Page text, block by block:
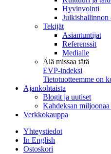
Hyvinvointi
Julkishallinnon
Tekijät
Asiantuntijat
Referenssit
Medialle
Älä missaa tätä
EVP-indeksi
Tietotuotteemme on
Ajankohtaista
Blogit ja uutiset
Kahdeksan miljoonaa
Verkkokauppa
Yhteystiedot
In English
Ostoskori